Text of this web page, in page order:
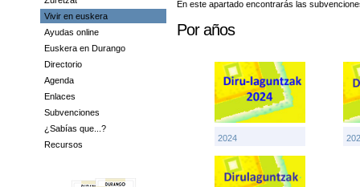
Vivir en euskera
Ayudas online
Euskera en Durango
Directorio
Agenda
Enlaces
Subvenciones
¿Sabías que...?
Recursos
En este apartado encontrarás las
Por años
2024